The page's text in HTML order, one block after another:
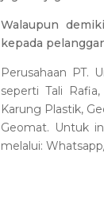
Walaupun
kepada
Perusahaan PT.
seperti Tali
Karung Plastik,
Geomat. Untuk
melalui: